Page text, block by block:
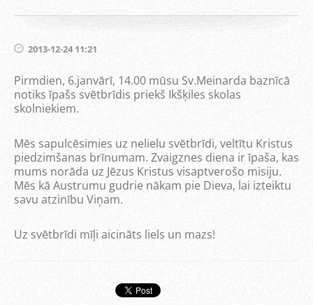
2013-12-24 11:21
Pirmdien, 6.janvārī, 14.00 mūsu Sv.Meinarda baznīcā
notiks īpašs svētbrīdis priekš Ikšķiles skolas
skolniekiem.
Mēs sapulcēsimies uz nelielu svētbrīdi, veltītu Kristus
piedzimšanas brīnumam. Zvaigznes diena ir īpaša, kas
mums norāda uz Jēzus Kristus visaptverošo misiju.
Mēs kā Austrumu gudrie nākam pie Dieva, lai izteiktu
savu atzinību Viņam.
Uz svētbrīdi mīļi aicināts liels un mazs!